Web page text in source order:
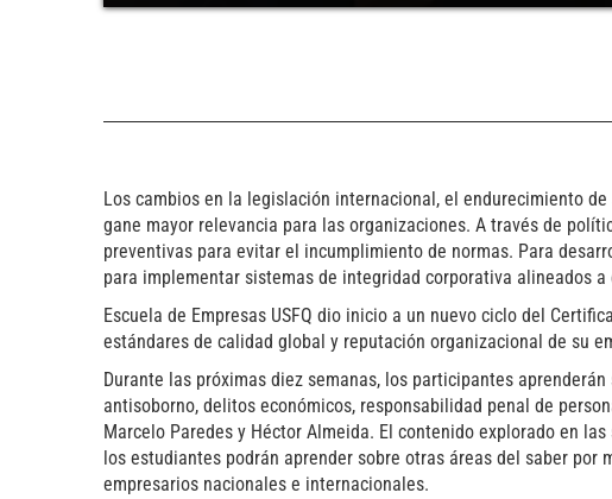
Los cambios en la legislación internacional, el endurecimiento
gane mayor relevancia para las organizaciones. A través de
preventivas para evitar el incumplimiento de normas. Para
para implementar sistemas de integridad corporativa alineados
Escuela de Empresas USFQ dio inicio a un nuevo ciclo del
estándares de calidad global y reputación organizacional de su
Durante las próximas diez semanas, los participantes
antisoborno, delitos económicos, responsabilidad penal de
Marcelo Paredes y Héctor Almeida. El contenido explorado en
los estudiantes podrán aprender sobre otras áreas del saber
empresarios nacionales e internacionales.